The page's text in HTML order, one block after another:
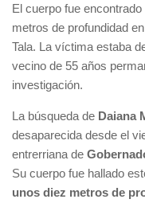
El cuerpo fue
metros de profundidad
Tala. La víctima estaba
vecino de 55 años
investigación.
La búsqueda de Daiana
desaparecida desde el
entrerriana de
Su cuerpo fue hallado
unos diez metros de